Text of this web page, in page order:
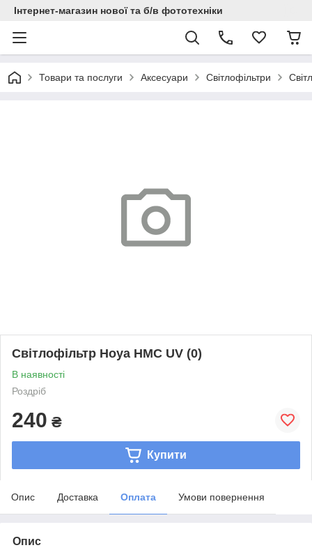
Інтернет-магазин нової та б/в фототехніки
Товари та послуги Аксесуари Світлофільтри
Світлофільтр Hoya HMC UV (0)
В наявності
Роздріб
240 ₴
Купити
Опис Доставка Оплата Умови повернення
Опис